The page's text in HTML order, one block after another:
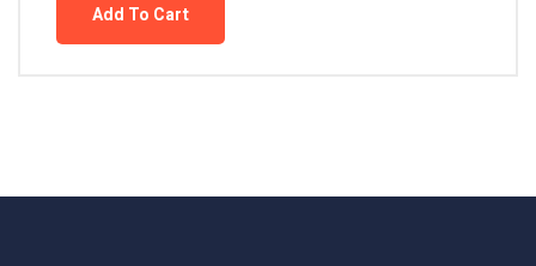
Add To Cart